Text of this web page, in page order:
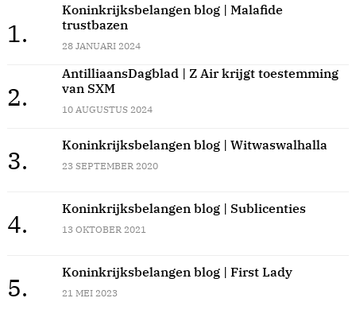
1.
Koninkrijksbelangen blog | Malafide
trustbazen
28 JANUARI 2024
2.
AntilliaansDagblad | Z Air krijgt toestemming
van SXM
10 AUGUSTUS 2024
3.
Koninkrijksbelangen blog | Witwaswalhalla
23 SEPTEMBER 2020
4.
Koninkrijksbelangen blog | Sublicenties
13 OKTOBER 2021
5.
Koninkrijksbelangen blog | First Lady
21 MEI 2023